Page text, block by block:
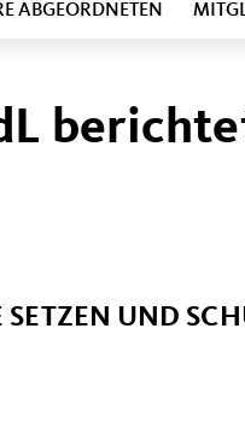
ABGEORDNETEN
UND